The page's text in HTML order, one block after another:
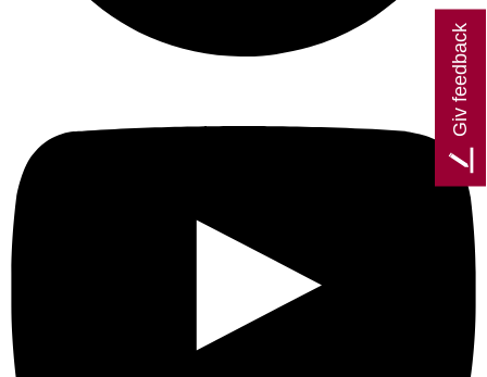
Giv feedback